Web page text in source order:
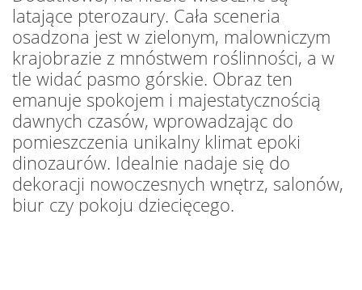
latające pterozaury. Cała sceneria
osadzona jest w zielonym, malowniczym
krajobrazie z mnóstwem roślinności, a w
tle widać pasmo górskie. Obraz ten
emanuje spokojem i majestatycznością
dawnych czasów, wprowadzając do
pomieszczenia unikalny klimat epoki
dinozaurów. Idealnie nadaje się do
dekoracji nowoczesnych wnętrz, salonów,
biur czy pokoju dziecięcego.